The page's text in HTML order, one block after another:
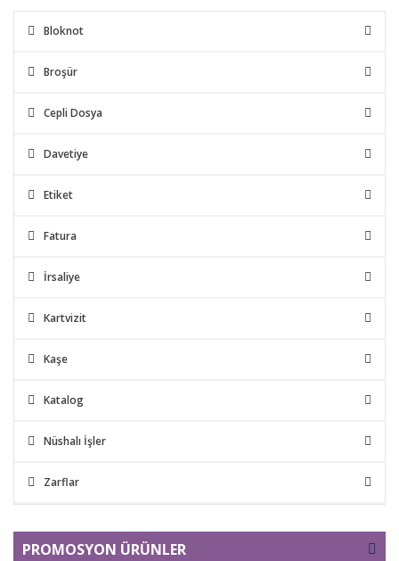
Bloknot
Broşür
Cepli Dosya
Davetiye
Etiket
Fatura
İrsaliye
Kartvizit
Kaşe
Katalog
Nüshalı İşler
Zarflar
PROMOSYON ÜRÜNLER